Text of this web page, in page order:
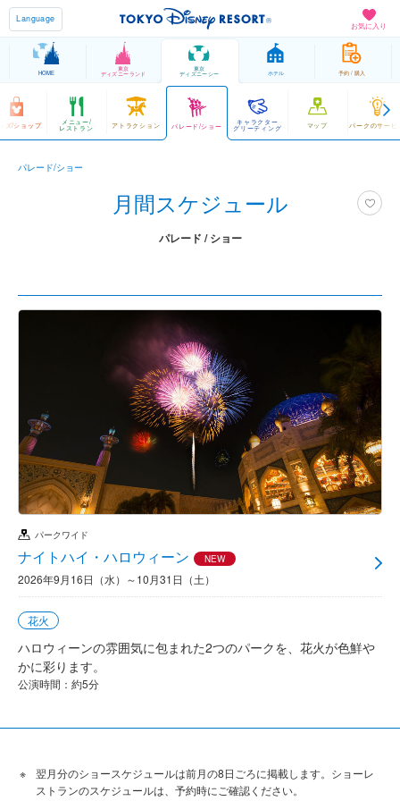
お気に入り
Language
HOME
東京
ディズニーランド
東京
ディズニーシー ホテル 予約 / 購入
ズ/ショップ メニュー/
レストラン アトラクション パレード/ショー キャラクター
グリーティング マップ パークのサービ
パレード/ショー
月間スケジュール
パレード / ショー
パークワイド
ナイトハイ・ハロウィーン NEW
2026年9月16日（水）～10月31日（土）
花火
ハロウィーンの雰囲気に包まれた2つのパークを、花火が色鮮や
かに彩ります。
公演時間：約5分
翌月分のショースケジュールは前月の8日ごろに掲載します。ショーレ
ストランのスケジュールは、予約時にご確認ください。